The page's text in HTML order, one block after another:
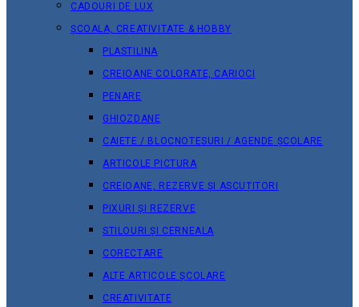
CADOURI DE LUX
ȘCOALA, CREATIVITATE & HOBBY
PLASTILINA
CREIOANE COLORATE, CARIOCI
PENARE
GHIOZDANE
CAIETE / BLOCNOTESURI / AGENDE ȘCOLARE
ARTICOLE PICTURA
CREIOANE, REZERVE ȘI ASCUȚITORI
PIXURI ȘI REZERVE
STILOURI ȘI CERNEALA
CORECTARE
ALTE ARTICOLE ȘCOLARE
CREATIVITATE